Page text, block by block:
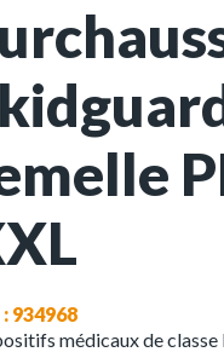
934968
médicaux de